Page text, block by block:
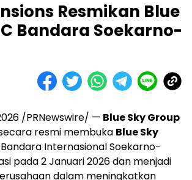
Resmikan Blue
Bandara Soekarno-
/PRNewswire/ — Blue Sky Group
resmi membuka Blue Sky
Bandara Internasional Soekarno-
pada 2 Januari 2026 dan menjadi
dalam meningkatkan